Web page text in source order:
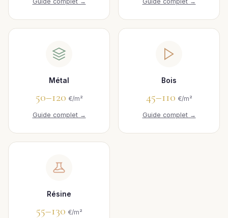
Métal
50–120 €/m²
Guide complet →
Bois
45–110 €/m²
Guide complet →
Résine
55–130 €/m²